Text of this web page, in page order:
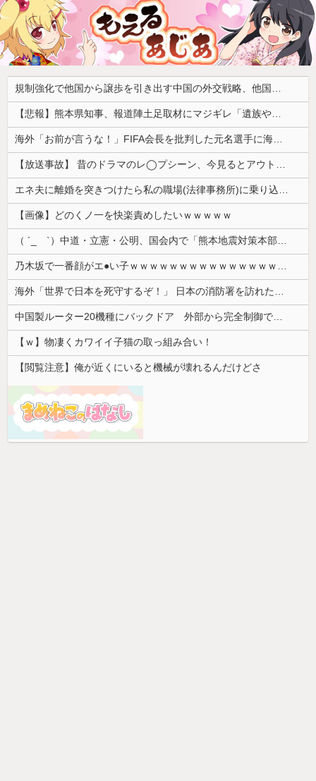
規制強化で他国から譲歩を引き出す中国の外交戦略、他国がサプライチェーン変更で対抗した結果……
【悲報】熊本県知事、報道陣土足取材にマジギレ「遺族や被災者から強い不満でてる！」 → 記者「例えば？」 → 知事、怒り通り越して呆れてしまう ………
海外「お前が言うな！」FIFA会長を批判した元名選手に海外から猛反発！（海外の反応）
【放送事故】 昔のドラマのレ◯プシーン、今見るとアウトすぎる・・・
エネ夫に離婚を突きつけたら私の職場(法律事務所)に乗り込んできた 堂々と「離婚の法律相談です。母の薦めでこちらに参りました」と言っているが、...
【画像】どのくノ一を快楽責めしたいｗｗｗｗｗ
（ ´_ゝ`）中道・立憲・公明、国会内で「熊本地震対策本部会議」各省庁からヒアリング・現地から意見聴取「パーティション、人手、宿泊施設の不足や、...
乃木坂で一番顔がエ●い子ｗｗｗｗｗｗｗｗｗｗｗｗｗｗｗｗｗｗｗ
海外「世界で日本を死守するぞ！」 日本の消防署を訪れたちびっ子集団が世界をメロメロに
中国製ルーター20機種にバックドア 外部から完全制御できる機能が仕込まれていた
【ｗ】物凄くカワイイ子猫の取っ組み合い！
【閲覧注意】俺が近くにいると機械が壊れるんだけどさ